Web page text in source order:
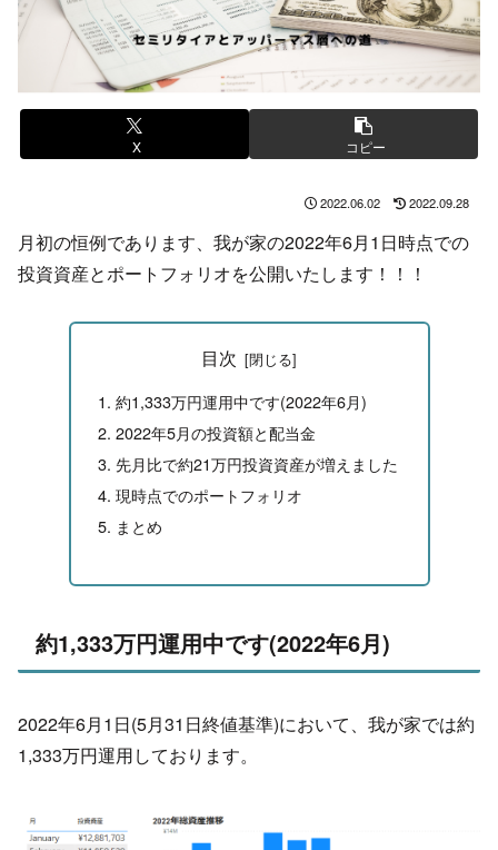
X コピー
2022.06.02 2022.09.28
月初の恒例であります、我が家の2022年6月1日時点での
投資資産とポートフォリオを公開いたします！！！
目次
約1,333万円運用中です(2022年6月)
2022年5月の投資額と配当金
先月比で約21万円投資資産が増えました
現時点でのポートフォリオ
まとめ
約1,333万円運用中です(2022年6月)
2022年6月1日(5月31日終値基準)において、我が家では約
1,333万円運用しております。